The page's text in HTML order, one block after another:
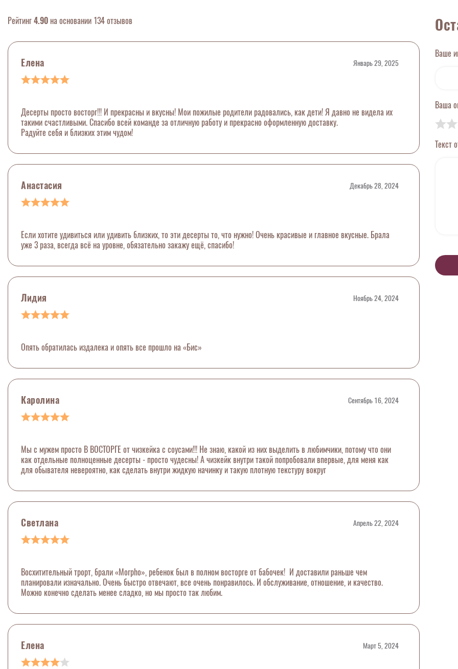
Рейтинг4.90 на основании 134 отзывов
Елена Январь 29, 2025
Десерты просто восторг!!! И прекрасны и вкусны! Мои пожилые родители радовались, как дети! Я давно не видела их
такими счастливыми. Спасибо всей команде за отличную работу и прекрасно оформленную доставку.
Радуйте себя и близких этим чудом!
Анастасия Декабрь 28, 2024
Если хотите удивиться или удивить близких, то эти десерты то, что нужно! Очень красивые и главное вкусные. Брала
уже 3 раза, всегда всё на уровне, обязательно закажу ещё, спасибо!
Лидия Ноябрь 24, 2024
Опять обратилась издалека и опять все прошло на «Бис»
Каролина Сентябрь 16, 2024
Мы с мужем просто В ВОСТОРГЕ от чизкейка с соусами!!! Не знаю, какой из них выделить в любимчики, потому что они
как отдельные полноценные десерты - просто чудесны! А чизкейк внутри такой попробовали впервые, для меня как
для обывателя невероятно, как сделать внутри жидкую начинку и такую плотную текстуру вокруг
Светлана Апрель 22, 2024
Восхитительный трорт, брали «Morpho», ребенок был в полном восторге от бабочек! И доставили раньше чем
планировали изначально. Очень быстро отвечают, все очень понравилось. И обслуживание, отношение, и качество.
Можно конечно сделать менее сладко, но мы просто так любим.
Елена Март 5, 2024
Ваше
Ваша
Текст